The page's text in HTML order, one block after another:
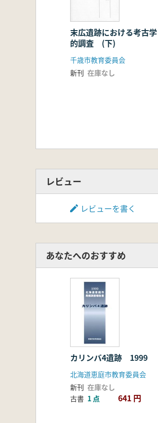
末広遺跡における考古学
的調査 (下)
千歳市教育委員会
新刊 在庫なし
レビュー
レビューを書く
あなたへのおすすめ
カリンバ4遺跡 1999
北海道恵庭市教育委員会
新刊 在庫なし
古書 1 点 641 円